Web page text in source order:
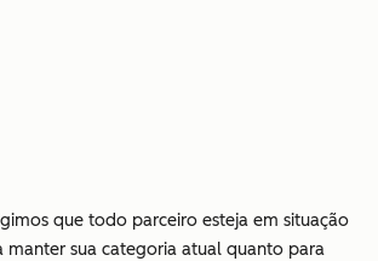
que todo parceiro esteja em situação
manter sua categoria atual quanto para